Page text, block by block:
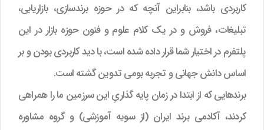
کاربردی باشد، بنابراین آنچه که در حوزه برندسازی، بازاریابی،
تبلیغات، فروش و در یک کلام علوم و فنون حوزه بازار در این
پلتفرم در اختیار شما قرار داده شده است، با دید کاربردی بودن و بر
اساس دانش جهانی و تجربه بومی تدوین گشته است.
برندهایی که از ابتدا در زمان پایه گذاریِ این سرزمین ما را همراهی
کردند، آکادمی برند ایران (از سویه آموزشی) و گروه مشاوره